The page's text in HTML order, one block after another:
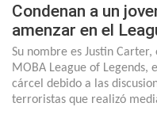
Condenan a un
amenzar en el
Su nombre es Justin
MOBA League of Legends,
cárcel debido a las
terroristas que realizó